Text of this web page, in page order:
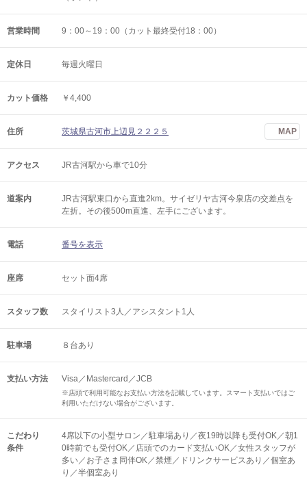
営業時間 9：00～19：00（カット最終受付18：00）
定休日 毎週火曜日
カット価格 ￥4,400
住所 茨城県古河市上辺見２２２５ MAP
アクセス JR古河駅から車で10分
道案内
JR古河駅東口から直進2km。サイゼリヤ古河今泉店の交差点を
左折。その後500m直進、左手にございます。
電話 番号を表示
座席 セット面4席
スタッフ数 スタイリスト3人／アシスタント1人
駐車場 ８台あり
支払い方法 Visa／Mastercard／JCB
※店頭で利用可能なお支払い方法を記載しています。スマート支払いではご
利用いただけない場合がございます。
こだわり
条件
4席以下の小型サロン／駐車場あり／夜19時以降も受付OK／朝1
0時前でも受付OK／店頭でのカード支払いOK／女性スタッフが
多い／お子さま同伴OK／禁煙／ドリンクサービスあり／個室あ
り／半個室あり